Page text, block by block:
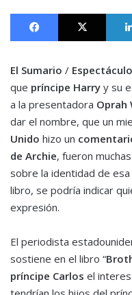
Facebook X
El Sumario /
que príncipe Harry y su
a la presentadora Oprah
dar el nombre, que un
Unido hizo un
de Archie, fueron
sobre la identidad de
libro, se podría indicar
expresión.
El periodista
sostiene en el libro “
príncipe Carlos el